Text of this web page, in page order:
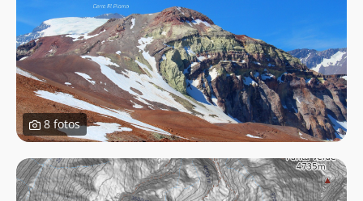
8 fotos